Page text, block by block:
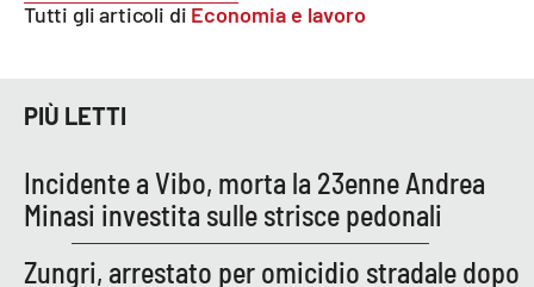
LaC OnAir
EDIZIONI
LOCALI
Catanzaro
Crotone
Tutti gli articoli di Economia e lavoro
PIÙ LETTI
Incidente a Vibo, morta la 23enne Andrea
Minasi investita sulle strisce pedonali
Zungri, arrestato per omicidio stradale dopo